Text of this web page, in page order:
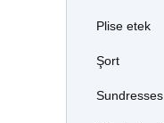
Plise etek
Şort
Sundresses